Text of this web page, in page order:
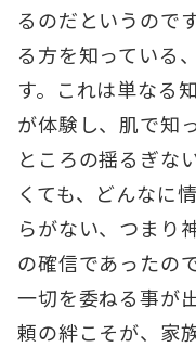
るのだというので
る方を知っている
す。これは単なる
が体験し、肌で知
ところの揺るぎな
くても、どんなに
らがない、つまり
の確信であったの
一切を委ねる事が
頼の絆こそが、家